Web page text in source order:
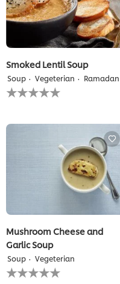
Smoked Lentil Soup
Soup Vegeterian Ramadan
لم
يتم
Mushroom Cheese and
Garlic Soup
Soup Vegeterian
لم
يتم